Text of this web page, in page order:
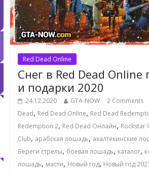
Red Dead Online
Снег в Red Dead Online
и подарки 2020
24.12.2020 GTA-NOW 2 Comments
Dead, Red Dead Online, Red Dead
Redemption 2, Red Dead Онлайн, Rockstar
Club, арабская лошадь, ахалтекинские
Береги стрелы, боевая лошадь, каталог,
лошадь, масти, Новый год, Новый год 2021